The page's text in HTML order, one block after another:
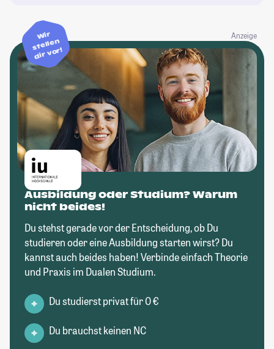
Anzeige
Wir
stellen
dir vor!
Ausbildung oder Studium? Warum
nicht beides!
Du stehst gerade vor der Entscheidung, ob Du
studieren oder eine Ausbildung starten wirst? Du
kannst auch beides haben! Verbinde einfach Theorie
und Praxis im Dualen Studium.
Du studierst privat für 0 €
Du brauchst keinen NC